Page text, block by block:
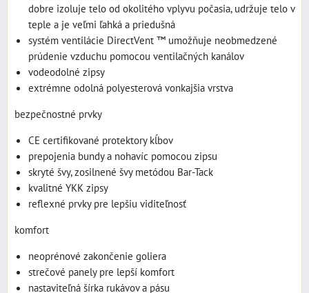
dobre izoluje telo od okolitého vplyvu počasia, udržuje telo v
teple a je veľmi ľahká a priedušná
systém ventilácie DirectVent ™ umožňuje neobmedzené
prúdenie vzduchu pomocou ventilačných kanálov
vodeodolné zipsy
extrémne odolná polyesterová vonkajšia vrstva
bezpečnostné prvky
CE certifikované protektory kĺbov
prepojenia bundy a nohavíc pomocou zipsu
skryté švy, zosilnené švy metódou Bar-Tack
kvalitné YKK zipsy
reflexné prvky pre lepšiu viditeľnosť
komfort
neoprénové zakončenie goliera
strečové panely pre lepší komfort
nastaviteľná šírka rukávov a pásu